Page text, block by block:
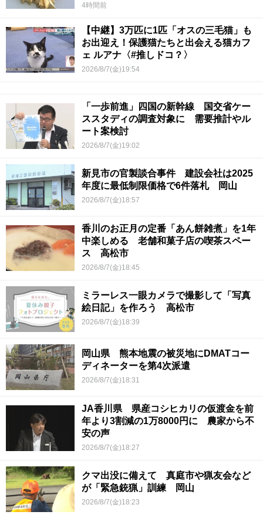
4時間前
【中継】3万匹に1匹「オスの三毛猫」も
お出迎え！保護猫たちと出会える猫カフ
ェ ルアナ〈#推しドコ？〉
2026/8/7(金)19:54
「一歩前進」四国の新幹線 国交省ケー
ススタディの調査対象に 需要推計やル
ート案検討
2026/8/7(金)19:02
新見市の官製談合事件 建設会社は2025
年度に最低制限価格で6件落札 岡山
2026/8/7(金)18:57
香川のお正月の定番「あん餅雑煮」を1年
中楽しめる 老舗和菓子店の喫茶スペー
ス 高松市
2026/8/7(金)18:45
ミラーレス一眼カメラで撮影して「写真
絵日記」を作ろう 高松市
2026/8/7(金)18:39
岡山県 熊本地震の被災地にDMATコー
ディネーターを第4次派遣
2026/8/7(金)18:31
JA香川県 県産コシヒカリの仮渡金を前
年より3割減の1万8000円に 農家から不
安の声
2026/8/7(金)18:27
クマ出没に備えて 真庭市や猟友会など
が「緊急銃猟」訓練 岡山
2026/8/7(金)18:23